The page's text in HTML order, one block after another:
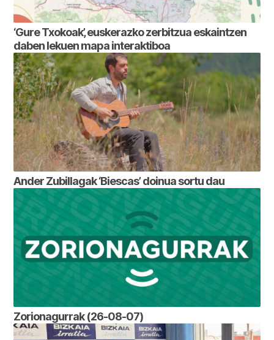
‘Gure Txokoak’, euskerazko zerbitzua eskaintzen
daben lekuen mapa interaktiboa
Ander Zubillagak ‘Biescas’ doinua sortu dau
Zorionagurrak (26-08-07)